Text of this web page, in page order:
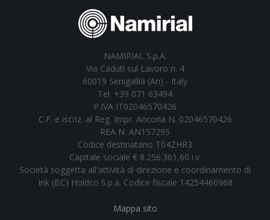
NAMIRIAL S.p.A.
Via Caduti sul Lavoro n. 4
60019 Senigallia (An) - Italy
Tel. +39 071 63494
P.IVA IT02046570426
C.F. e iscriz. al Reg. Impr. Ancona N. 02046570426
REA N. AN157295
Codice destinatario T04ZHR3
Capitale sociale € 8.256.361,60 i.v.
Società soggetta all'attività di direzione e coordinamento di
Ink (BC) Holdco S.p.a. Codice fiscale 14254460968
Mappa sito